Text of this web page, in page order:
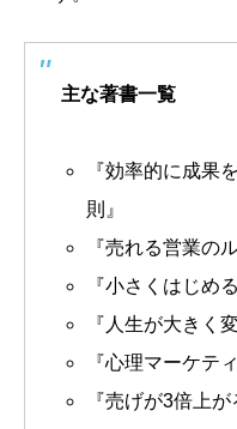
主な著書一覧
『効率的に成果
則』
『売れる営業の
『小さくはじめ
『人生が大きく
『心理マーケテ
『売げが3倍上